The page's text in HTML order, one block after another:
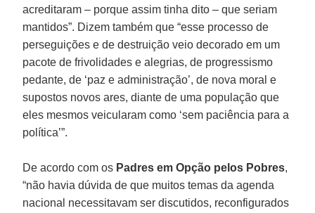
acreditaram – porque assim tinha dito – que seriam
mantidos”. Dizem também que “esse processo de
perseguições e de destruição veio decorado em um
pacote de frivolidades e alegrias, de progressismo
pedante, de ‘paz e administração’, de nova moral e
supostos novos ares, diante de uma população que
eles mesmos veicularam como ‘sem paciência para a
política’”.
De acordo com os Padres em Opção pelos Pobres,
“não havia dúvida de que muitos temas da agenda
nacional necessitavam ser discutidos, reconfigurados